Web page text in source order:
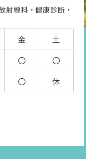
射線科・健康診断・
金
土
〇
〇
〇 休